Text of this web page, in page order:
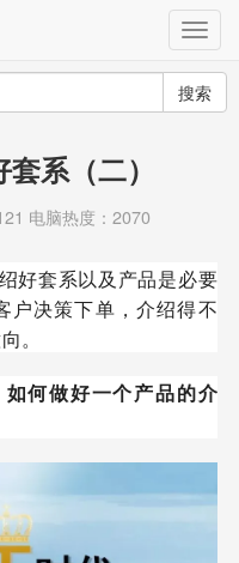
搜索
系（二）
电脑热度：2070
套系以及产品是必要
户决策下单，介绍得不
。
何做好一个产品的介